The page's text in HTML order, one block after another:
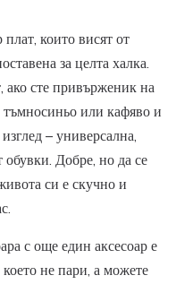
които висят от
за целта халка.
ако сте привърженик на
тъмносиньо или кафяво и
– универсална,
обувки. Добре, но да се
си е скучно и
с още един аксесоар е
не пари, а можете